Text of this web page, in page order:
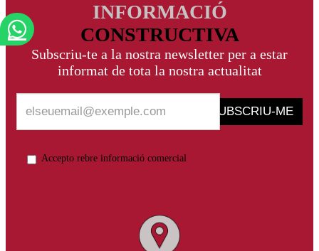
INFORMACIÓ
CONSTRUCTIVA
Subscriu-te a la nostra newsletter per a estar
informat de tota la nostra actualitat
SUBSCRIU-ME
Accepto rebre informació comercial